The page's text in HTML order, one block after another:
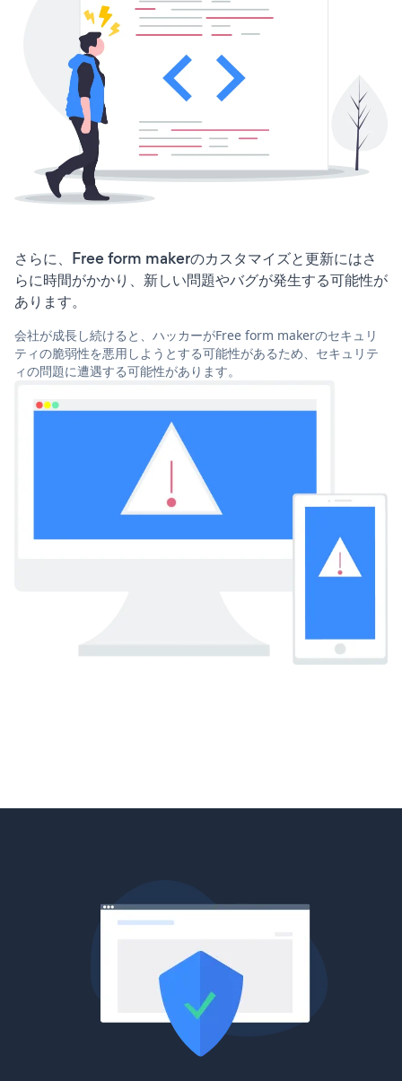
さらに、Free form makerのカスタマイズと更新にはさ
らに時間がかかり、新しい問題やバグが発生する可能性が
あります。
会社が成長し続けると、ハッカーがFree form makerのセキュリ
ティの脆弱性を悪用しようとする可能性があるため、セキュリテ
ィの問題に遭遇する可能性があります。